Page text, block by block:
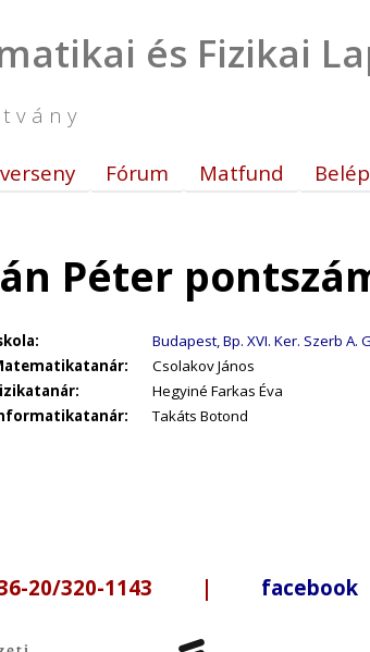
és Fizikai
Fórum Matfund
Péter
Budapest, Bp. XVI. Ker. Szerb A.
Csolakov János
Hegyiné Farkas Éva
Takáts Botond
320-1143 | facebook